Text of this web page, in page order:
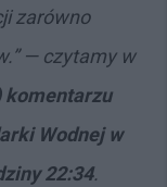
zarówno
—czytamy w
komentarzu
Wodnej w
22:34.